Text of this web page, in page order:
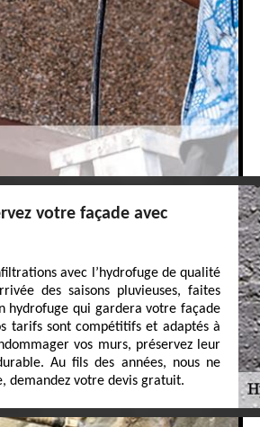
votre façade avec
avec l’hydrofuge de qualité
des saisons pluvieuses, faites
hydrofuge qui gardera votre façade
tarifs sont compétitifs et adaptés à
vos murs, préservez leur
Au fils des années, nous ne
demandez votre devis gratuit.